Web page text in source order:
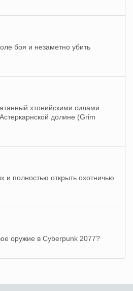
боя и незаметно убить
хтонийскими силами
долине (Grim
и полностью открыть охотничью
оружие в Cyberpunk 2077?